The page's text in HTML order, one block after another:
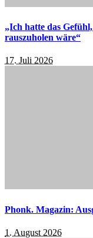
„Ich hatte das
rauszuholen wäre“
17. Juli 2026
Phonk. Magazin:
1. August 2026